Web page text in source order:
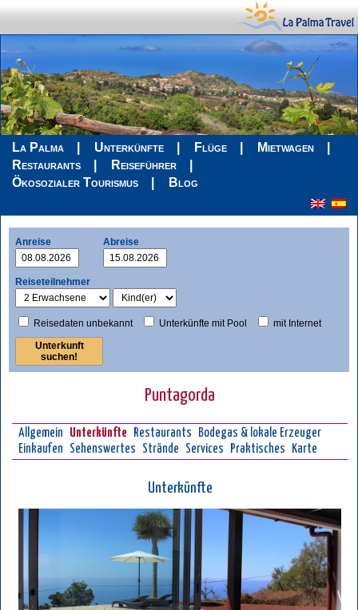
La Palma Unterkünfte Flüge
Mietwagen
Restaurants
Reiseführer
Ökosozialer Tourismus
Blog
Anreise Abreise
Reiseteilnehmer
Reisedaten unbekannt Unterkünfte mit Pool mit Internet
Puntagorda
Allgemein Unterkünfte Restaurants
Bodegas & lokale Erzeuger
Einkaufen
Sehenswertes Strände Services Praktisches Karte
Unterkünfte